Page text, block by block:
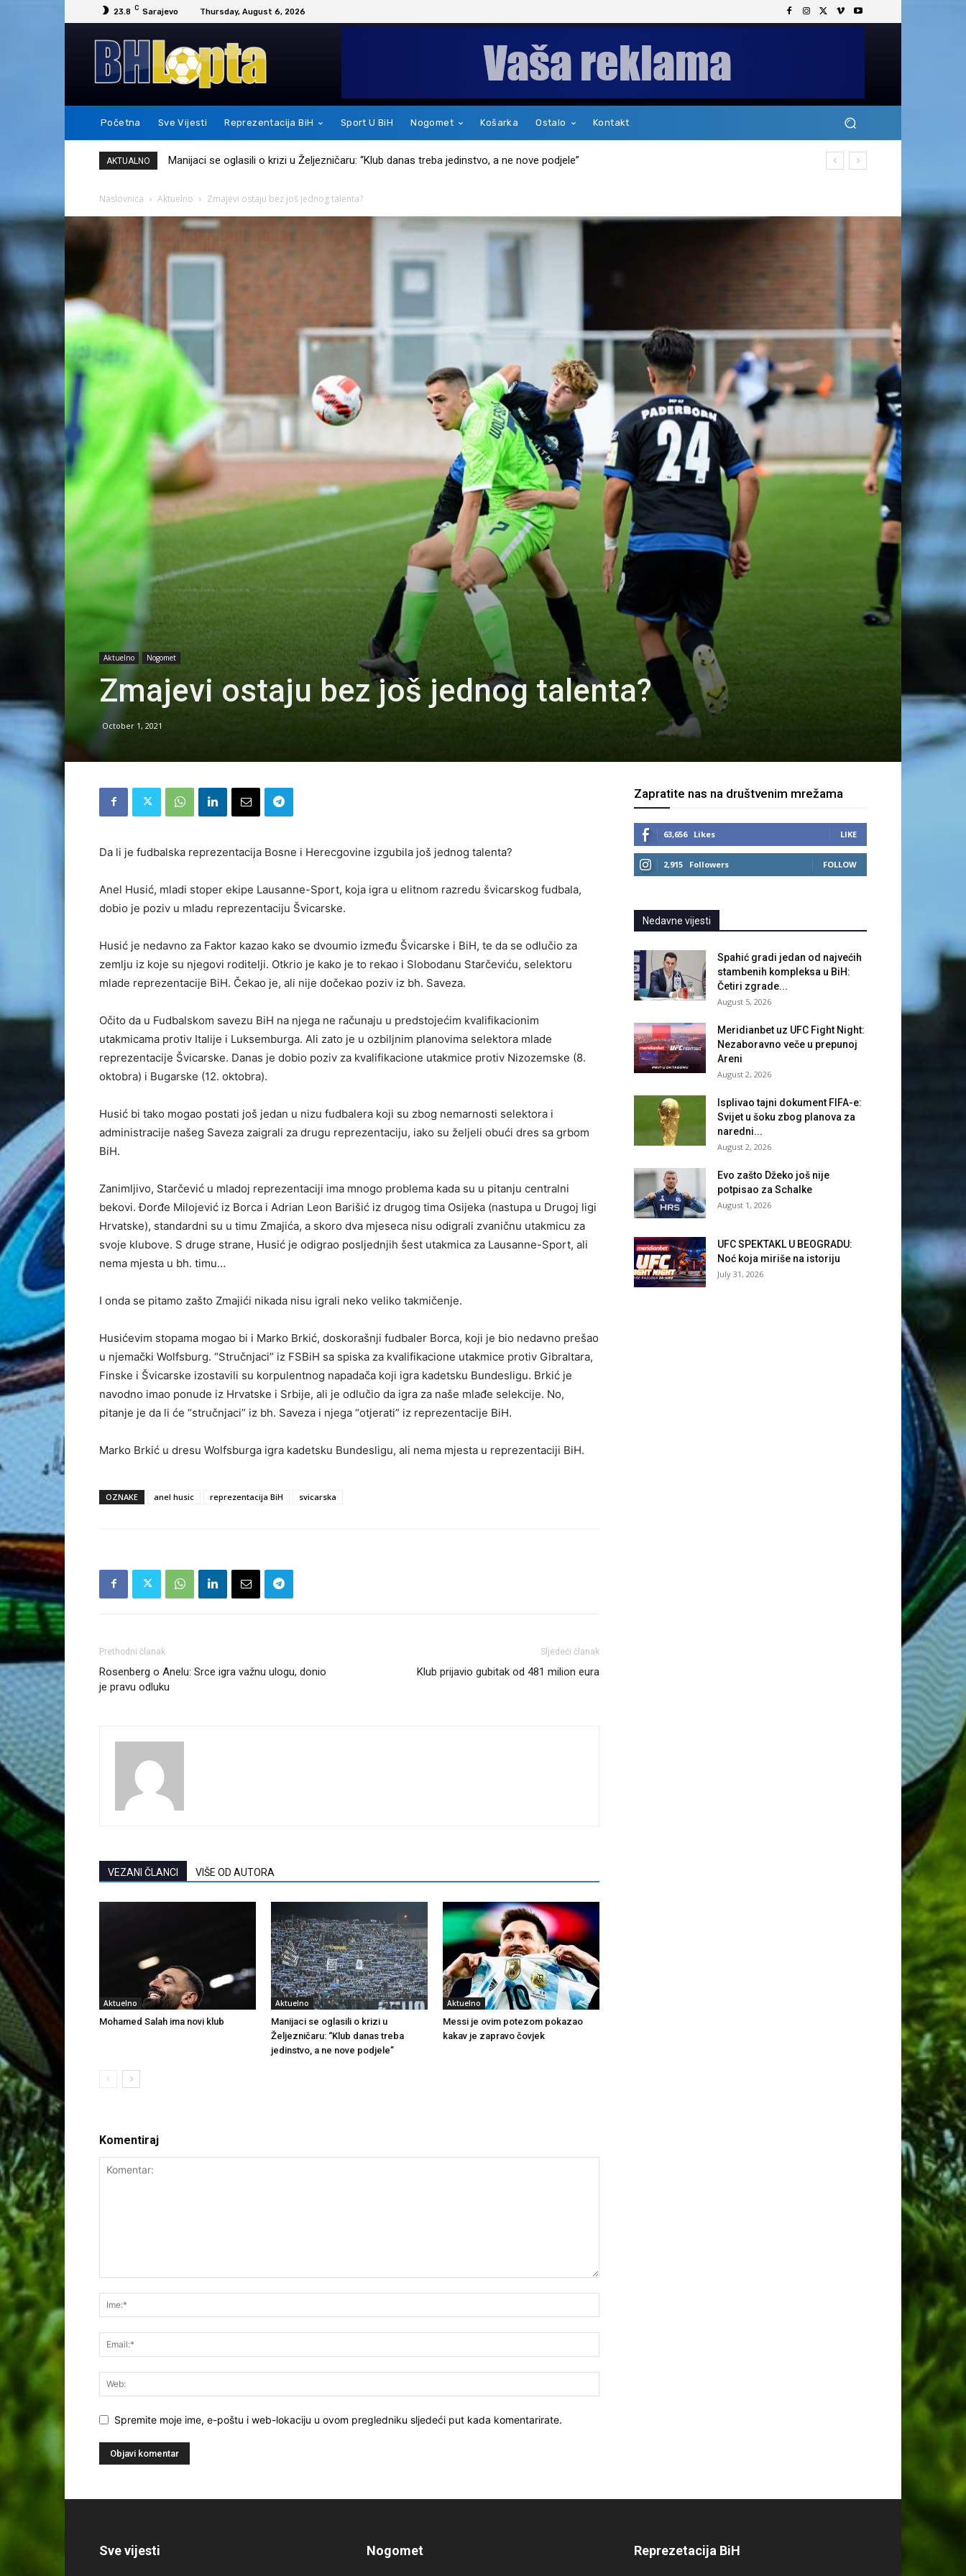
23.8 C Sarajevo Thursday, August 6, 2026
Početna Sve Vijesti Reprezentacija BiH Sport U BiH Nogomet Košarka Ostalo Kontakt
AKTUALNO Messi je ovim potezom pokazao kakav je zapravo čovjek
Naslovnica Aktuelno Zmajevi ostaju bez još jednog talenta?
Aktuelno Nogomet
Zmajevi ostaju bez još jednog talenta?
October 1, 2021
Da li je fudbalska reprezentacija Bosne i Herecgovine izgubila još jednog talenta?
Anel Husić, mladi stoper ekipe Lausanne-Sport, koja igra u elitnom razredu švicarskog fudbala,
dobio je poziv u mladu reprezentaciju Švicarske.
Husić je nedavno za Faktor kazao kako se dvoumio između Švicarske i BiH, te da se odlučio za
zemlju iz koje su njegovi roditelji. Otkrio je kako je to rekao i Slobodanu Starčeviću, selektoru
mlade reprezentacije BiH. Čekao je, ali nije dočekao poziv iz bh. Saveza.
Očito da u Fudbalskom savezu BiH na njega ne računaju u predstojećim kvalifikacionim
utakmicama protiv Italije i Luksemburga. Ali zato je u ozbiljnim planovima selektora mlade
reprezentacije Švicarske. Danas je dobio poziv za kvalifikacione utakmice protiv Nizozemske (8.
oktobra) i Bugarske (12. oktobra).
Husić bi tako mogao postati još jedan u nizu fudbalera koji su zbog nemarnosti selektora i
administracije našeg Saveza zaigrali za drugu reprezentaciju, iako su željeli obući dres sa grbom
BiH.
Zanimljivo, Starčević u mladoj reprezentaciji ima mnogo problema kada su u pitanju centralni
bekovi. Đorđe Milojević iz Borca i Adrian Leon Barišić iz drugog tima Osijeka (nastupa u Drugoj ligi
Hrvatske), standardni su u timu Zmajića, a skoro dva mjeseca nisu odigrali zvaničnu utakmicu za
svoje klubove. S druge strane, Husić je odigrao posljednjih šest utakmica za Lausanne-Sport, ali
nema mjesta u bh. timu…
I onda se pitamo zašto Zmajići nikada nisu igrali neko veliko takmičenje.
Husićevim stopama mogao bi i Marko Brkić, doskorašnji fudbaler Borca, koji je bio nedavno prešao
u njemački Wolfsburg. “Stručnjaci” iz FSBiH sa spiska za kvalifikacione utakmice protiv Gibraltara,
Finske i Švicarske izostavili su korpulentnog napadača koji igra kadetsku Bundesligu. Brkić je
navodno imao ponude iz Hrvatske i Srbije, ali je odlučio da igra za naše mlađe selekcije. No,
pitanje je da li će “stručnjaci” iz bh. Saveza i njega “otjerati” iz reprezentacije BiH.
Marko Brkić u dresu Wolfsburga igra kadetsku Bundesligu, ali nema mjesta u reprezentaciji BiH.
OZNAKE anel husic reprezentacija BiH svicarska
Prethodni članak
Rosenberg o Anelu: Srce igra važnu ulogu, donio
je pravu odluku
Sljedeći članak
Klub prijavio gubitak od 481 milion eura
VEZANI ČLANCI VIŠE OD AUTORA
Aktuelno
Mohamed Salah ima novi klub
Aktuelno
Manijaci se oglasili o krizi u
Željezničaru: “Klub danas treba
jedinstvo, a ne nove podjele”
Aktuelno
Messi je ovim potezom pokazao
kakav je zapravo čovjek
Komentiraj
Spremite moje ime, e-poštu i web-lokaciju u ovom pregledniku sljedeći put kada komentarirate.
Zapratite nas na društvenim mrežama
63,656 Likes LIKE
2,915 Followers FOLLOW
Nedavne vijesti
Spahić gradi jedan od najvećih
stambenih kompleksa u BiH:
Četiri zgrade...
August 5, 2026
Meridianbet uz UFC Fight Night:
Nezaboravno veče u prepunoj
Areni
August 2, 2026
Isplivao tajni dokument FIFA-e:
Svijet u šoku zbog planova za
naredni...
August 2, 2026
Evo zašto Džeko još nije
potpisao za Schalke
August 1, 2026
UFC SPEKTAKL U BEOGRADU:
Noć koja miriše na istoriju
July 31, 2026
Sve vijesti Nogomet Reprezetacija BiH